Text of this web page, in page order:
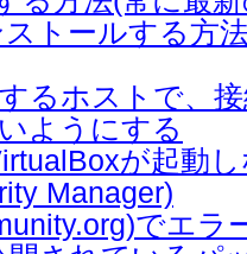
トールする方
るホストで、
ようにする
が起動
Manager)
でエラ